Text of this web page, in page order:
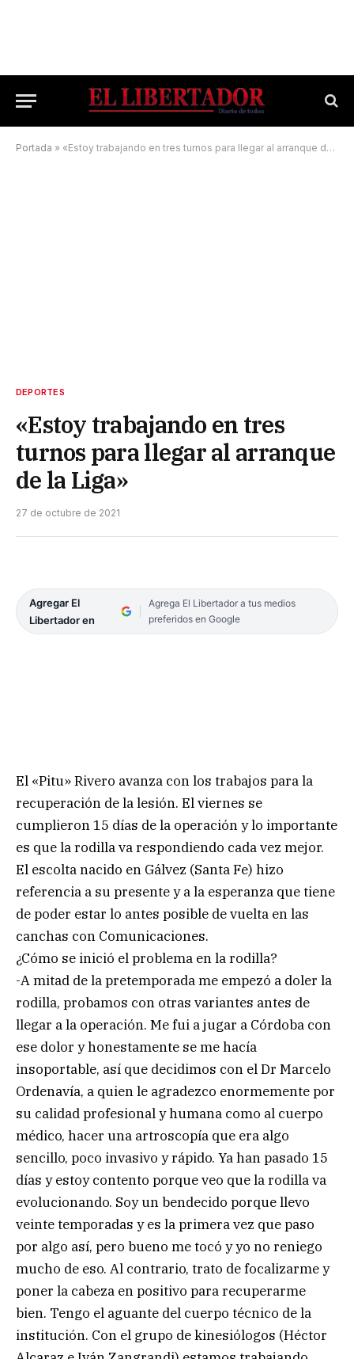
Portada » «Estoy trabajando en tres turnos para llegar al arranque de la Liga»
DEPORTES
«Estoy trabajando en tres
turnos para llegar al arranque
de la Liga»
27 de octubre de 2021
Agregar El
Libertador en
Agrega El Libertador a tus medios
preferidos en Google
El «Pitu» Rivero avanza con los trabajos para la
recuperación de la lesión. El viernes se
cumplieron 15 días de la operación y lo importante
es que la rodilla va respondiendo cada vez mejor.
El escolta nacido en Gálvez (Santa Fe) hizo
referencia a su presente y a la esperanza que tiene
de poder estar lo antes posible de vuelta en las
canchas con Comunicaciones.
¿Cómo se inició el problema en la rodilla?
-A mitad de la pretemporada me empezó a doler la
rodilla, probamos con otras variantes antes de
llegar a la operación. Me fui a jugar a Córdoba con
ese dolor y honestamente se me hacía
insoportable, así que decidimos con el Dr Marcelo
Ordenavía, a quien le agradezco enormemente por
su calidad profesional y humana como al cuerpo
médico, hacer una artroscopía que era algo
sencillo, poco invasivo y rápido. Ya han pasado 15
días y estoy contento porque veo que la rodilla va
evolucionando. Soy un bendecido porque llevo
veinte temporadas y es la primera vez que paso
por algo así, pero bueno me tocó y yo no reniego
mucho de eso. Al contrario, trato de focalizarme y
poner la cabeza en positivo para recuperarme
bien. Tengo el aguante del cuerpo técnico de la
institución. Con el grupo de kinesiólogos (Héctor